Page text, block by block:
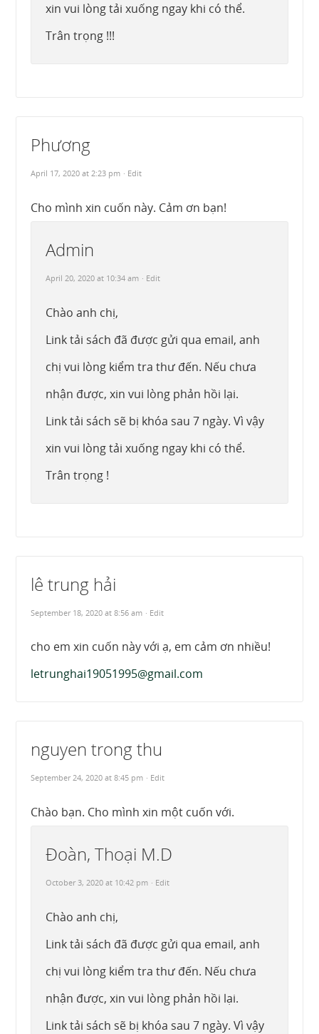
xin vui lòng tải xuống ngay khi có thể.
Trân trọng !!!
Phương
April 17, 2020 at 2:23 pm · Edit
Cho mình xin cuốn này. Cảm ơn bạn!
Admin
April 20, 2020 at 10:34 am · Edit
Chào anh chị,
Link tải sách đã được gửi qua email, anh
chị vui lòng kiểm tra thư đến. Nếu chưa
nhận được, xin vui lòng phản hồi lại.
Link tải sách sẽ bị khóa sau 7 ngày. Vì vậy
xin vui lòng tải xuống ngay khi có thể.
Trân trọng !
lê trung hải
September 18, 2020 at 8:56 am · Edit
cho em xin cuốn này với ạ, em cảm ơn nhiều!
letrunghai19051995@gmail.com
nguyen trong thu
September 24, 2020 at 8:45 pm · Edit
Chào bạn. Cho mình xin một cuốn với.
Đoàn, Thoại M.D
October 3, 2020 at 10:42 pm · Edit
Chào anh chị,
Link tải sách đã được gửi qua email, anh
chị vui lòng kiểm tra thư đến. Nếu chưa
nhận được, xin vui lòng phản hồi lại.
Link tải sách sẽ bị khóa sau 7 ngày. Vì vậy